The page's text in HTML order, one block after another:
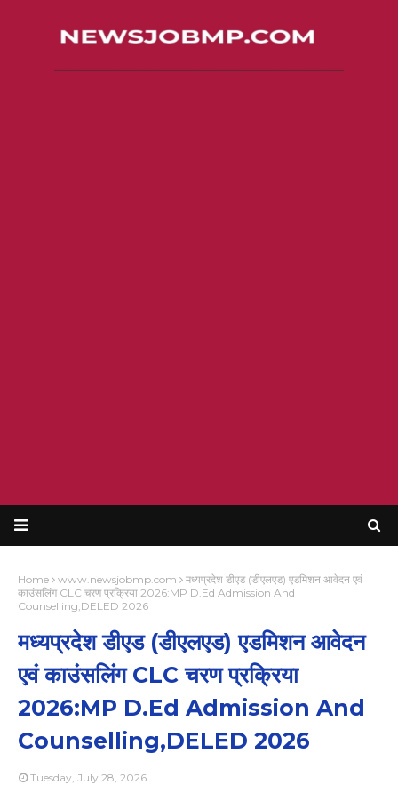
Home www.newsjobmp.com
मध्यप्रदेश डीएड (डीएलएड) एडमिशन आवेदन एवं
काउंसलिंग CLC चरण प्रक्रिया 2026:MP D.Ed Admission And
Counselling,DELED 2026
मध्यप्रदेश डीएड (डीएलएड) एडमिशन आवेदन
एवं काउंसलिंग CLC चरण प्रक्रिया
2026:MP D.Ed Admission And
Counselling,DELED 2026
Tuesday, July 28, 2026